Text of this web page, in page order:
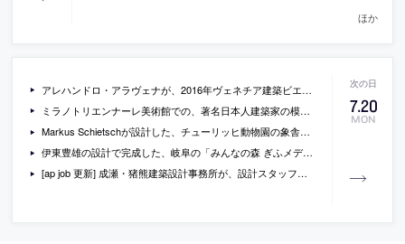
ほか
7.20
MON
アレハンドロ・アラヴェナが、2016年ヴェネチア建築ビエンナーレのディレクターに
ミラノトリエンナーレ美術館での、著名日本人建築家の模型展「ARCHI DEPOT TOKYO」の会場写真
Markus Schietschが設計した、チューリッヒ動物園の象舎の大屋根の写真など
伊東豊雄の設計で完成した、岐阜の「みんなの森 ぎふメディアコスモス」の内外の様子を紹介する動画
[ap job 更新] 成瀬・猪熊建築設計事務所が、設計スタッフ、パートナー及びオープンデスクを募集中